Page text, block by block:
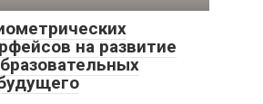
на развитие